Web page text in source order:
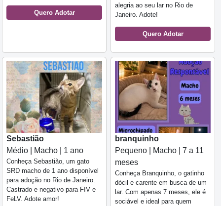
Quero Adotar
alegria ao seu lar no Rio de
Janeiro. Adote!
Quero Adotar
Sebastião
Médio | Macho | 1 ano
Conheça Sebastião, um gato
SRD macho de 1 ano disponível
para adoção no Rio de Janeiro.
Castrado e negativo para FIV e
FeLV. Adote amor!
branquinho
Pequeno | Macho | 7 a 11
meses
Conheça Branquinho, o gatinho
dócil e carente em busca de um
lar. Com apenas 7 meses, ele é
sociável e ideal para quem